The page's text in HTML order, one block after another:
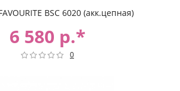
BSC 6020 (акк.цепная)
6 580 р.*
0